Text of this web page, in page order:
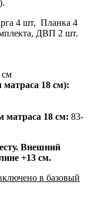
4 шт, Планка 4
ДВП 2 шт.
матраса 18 см):
матраса 18 см: 83-
Внешний
+13 см.
в базовый